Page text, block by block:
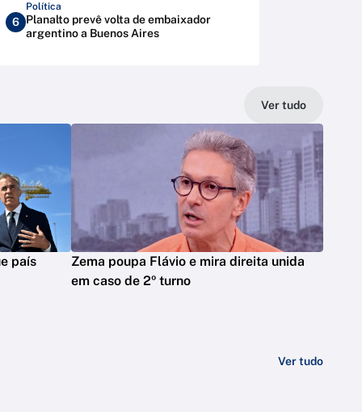
6
Política
Planalto prevê volta de embaixador
argentino a Buenos Aires
Ver tudo
país
Zema poupa Flávio e mira direita unida
em caso de 2º turno
Ver tudo